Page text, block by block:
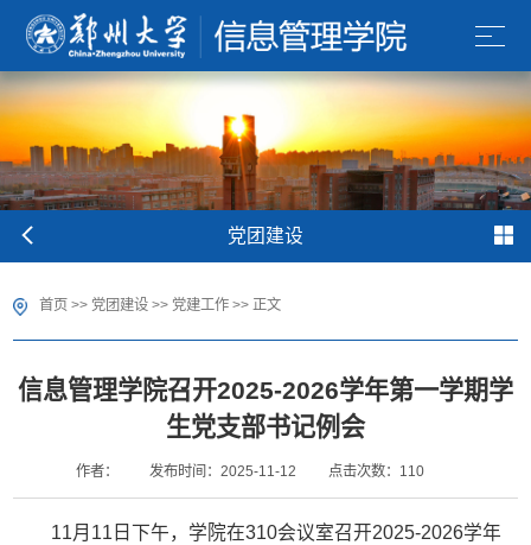
党团建设
首页 >> 党团建设 >> 党建工作 >> 正文
信息管理学院召开2025-2026学年第一学期学
生党支部书记例会
作者： 发布时间：2025-11-12 点击次数： 110
11月11日下午，学院在310会议室召开2025-2026学年